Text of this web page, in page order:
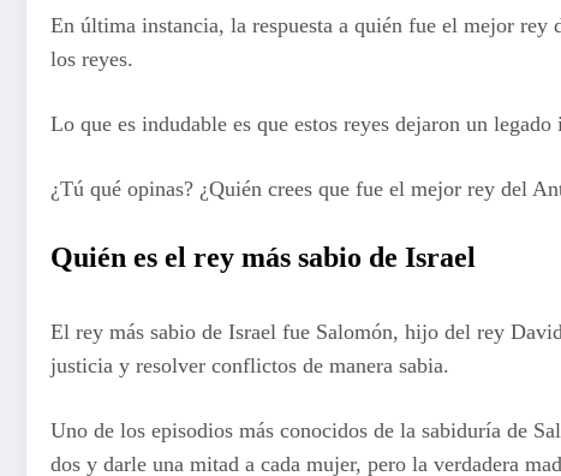
En última instancia, la respuesta a quién fue el mejor rey
los reyes.
Lo que es indudable es que estos reyes dejaron un
¿Tú qué opinas? ¿Quién crees que fue el mejor rey del
Quién es el rey más sabio de Israel
El rey más sabio de Israel fue Salomón, hijo del rey
justicia y resolver conflictos de manera sabia.
Uno de los episodios más conocidos de la sabiduría de
dos y darle una mitad a cada mujer, pero la verdadera